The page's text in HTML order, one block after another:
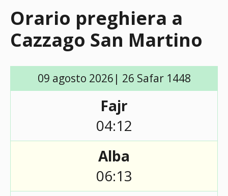
Orario preghiera a
Cazzago San Martino
09 agosto 2026| 26 Safar 1448
Fajr
04:12
Alba
06:13